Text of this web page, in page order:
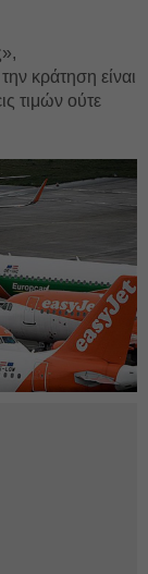
κράτηση είναι
τιμών ούτε